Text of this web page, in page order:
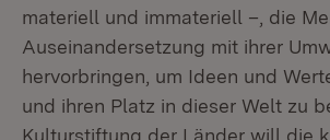
materiell und immateriell –, die
Auseinandersetzung mit ihrer
hervorbringen, um Ideen und
und ihren Platz in dieser Welt zu
Kulturstiftung der Länder will die